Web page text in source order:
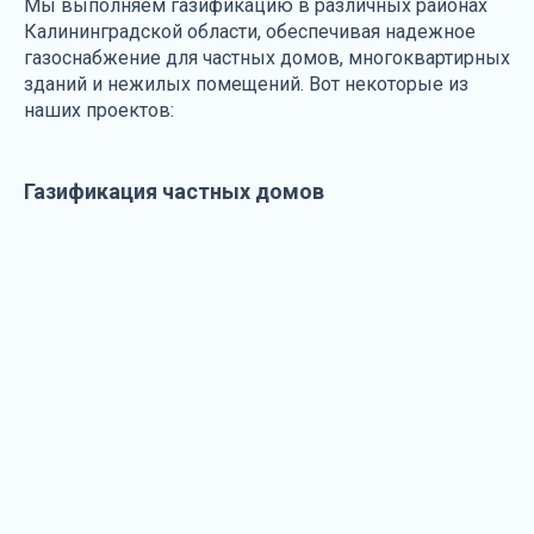
Мы выполняем газификацию в различных районах
Калининградской области, обеспечивая надежное
газоснабжение для частных домов, многоквартирных
зданий и нежилых помещений. Вот некоторые из
наших проектов:
Газификация частных домов